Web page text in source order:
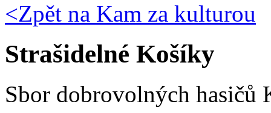
<Zpět na Kam za kulturou
Strašidelné Košíky
Sbor dobrovolných